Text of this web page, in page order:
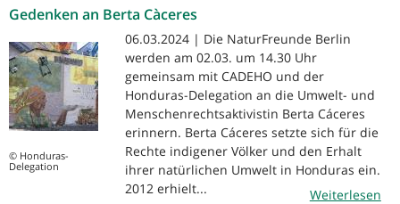
Gedenken an Berta Càceres
© Honduras-
Delegation
06.03.2024 | Die NaturFreunde Berlin
werden am 02.03. um 14.30 Uhr
gemeinsam mit CADEHO und der
Honduras-Delegation an die Umwelt- und
Menschenrechtsaktivistin Berta Cáceres
erinnern. Berta Cáceres setzte sich für die
Rechte indigener Völker und den Erhalt
ihrer natürlichen Umwelt in Honduras ein.
2012 erhielt...
Weiterlesen